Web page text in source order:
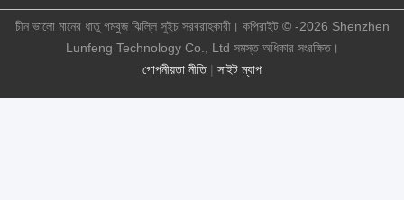
গোপনীয়তা নীতি| সাইট ম্যাপ
চীন ভালো মানের ধাতু গম্বুজ ঝিল্লি সুইচ সরবরাহকারী। কপিরাইট © -2026 Shenzhen
Lunfeng Technology Co., Ltd সমস্ত অধিকার সংরক্ষিত।